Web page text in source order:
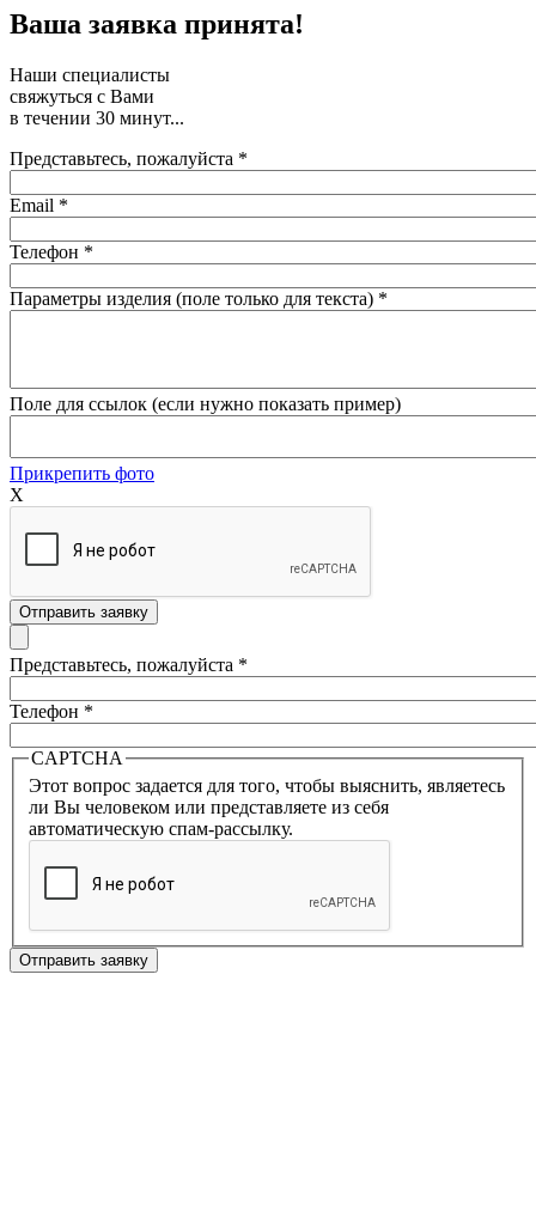
Ваша заявка принята!
Наши специалисты
свяжуться с Вами
в течении 30 минут...
Представьтесь, пожалуйста *
Email *
Телефон *
Параметры изделия (поле только для текста) *
Поле для ссылок (если нужно показать пример)
Прикрепить фото
X
Представьтесь, пожалуйста *
Телефон *
CAPTCHA
Этот вопрос задается для того, чтобы выяснить, являетесь
ли Вы человеком или представляете из себя
автоматическую спам-рассылку.